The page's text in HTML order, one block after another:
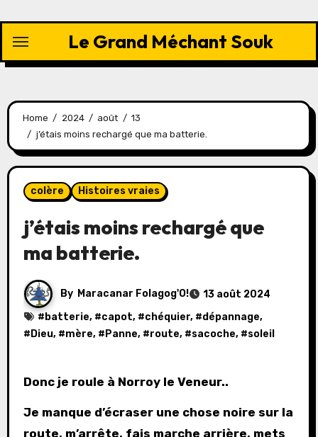
content
Le Grand Méchant Souk
Home 2024 août
13
j’étais moins rechargé que ma batterie.
colère Histoires vraies
j’étais moins rechargé que
ma batterie.
By Maracanar Folagog'O!
13 août 2024
# batterie, #capot, #chéquier, #dépannage,
# Dieu, #mère, # Panne, #route, #sacoche, #soleil
Donc je roule à Norroy le Veneur..
Je manque d’écraser une chose noire sur la
route, m’arrête, fais marche arrière, mets